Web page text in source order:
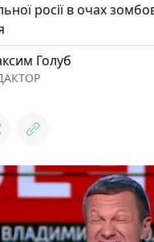
росії в очах
Голуб